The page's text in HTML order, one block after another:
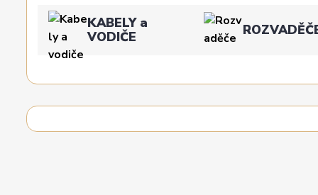
KABELY a
VODIČE